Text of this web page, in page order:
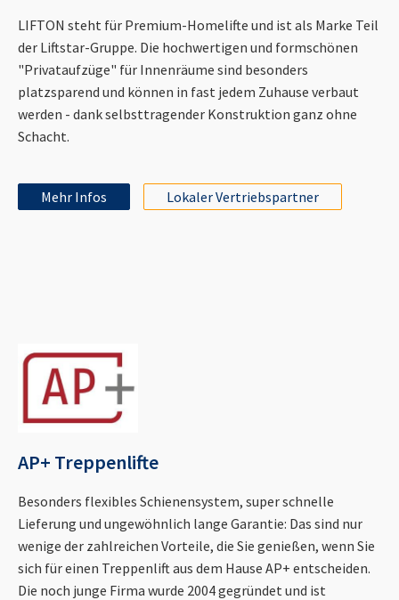
LIFTON steht für Premium-Homelifte und ist als Marke Teil
der Liftstar-Gruppe. Die hochwertigen und formschönen
"Privataufzüge" für Innenräume sind besonders
platzsparend und können in fast jedem Zuhause verbaut
werden - dank selbsttragender Konstruktion ganz ohne
Schacht.
Mehr Infos Lokaler Vertriebspartner
AP+ Treppenlifte
Besonders flexibles Schienensystem, super schnelle
Lieferung und ungewöhnlich lange Garantie: Das sind nur
wenige der zahlreichen Vorteile, die Sie genießen, wenn Sie
sich für einen Treppenlift aus dem Hause AP+ entscheiden.
Die noch junge Firma wurde 2004 gegründet und ist